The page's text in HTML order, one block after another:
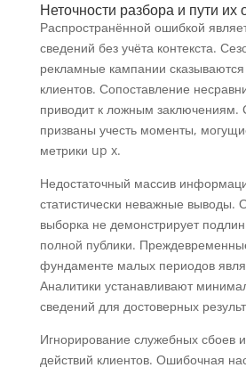
Неточности разбора и пути их
Распространённой ошибкой
сведений без учёта контекста.
рекламные кампании
клиентов. Сопоставление
приводит к ложным заключениям.
призваны учесть моменты,
метрики up x.
Недостаточный массив
статистически неважные выводы.
выборка не демонстрирует
полной публики.
фундаменте малых периодов
Аналитики устанавливают
сведений для достоверных
Игнорирование служебных сбоев
действий клиентов. Ошибочная